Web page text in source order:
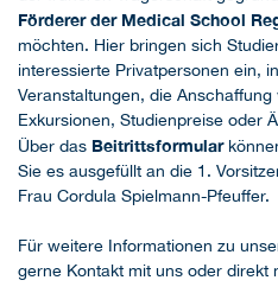
Förderer der Medical School
möchten. Hier bringen sich
interessierte Privatpersonen ein,
Veranstaltungen, die
Exkursionen, Studienpreise oder
Über das Beitrittsformular
Sie es ausgefüllt an die 1.
Frau Cordula Spielmann-Pfeuffer.
Für weitere Informationen zu
gerne Kontakt mit uns oder direkt